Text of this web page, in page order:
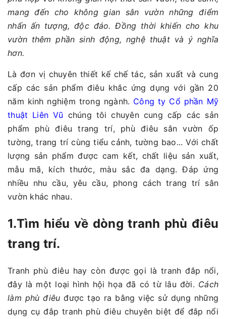
mang đến cho không gian sân vườn những điểm
nhấn ấn tượng, độc đáo. Đồng thời khiến cho khu
vườn thêm phần sinh động, nghệ thuật và ý nghĩa
hơn.
Là đơn vị chuyên thiết kế chế tác, sản xuất và cung
cấp các sản phẩm điêu khắc ứng dụng với gần 20
năm kinh nghiệm trong ngành. Công ty Cổ phần Mỹ
thuật Liên Vũ chúng tôi chuyên cung cấp các sản
phẩm phù điêu trang trí, phù điêu sân vườn ốp
tường, trang trí cùng tiểu cảnh, tường bao... Với chất
lượng sản phẩm được cam kết, chất liệu sản xuất,
mẫu mã, kích thước, màu sắc đa dạng. Đáp ứng
nhiều nhu cầu, yêu cầu, phong cách trang trí sân
vườn khác nhau.
1.Tìm hiểu về dòng tranh phù điêu
trang trí.
Tranh phù điêu hay còn được gọi là tranh đắp nổi,
đây là một loại hình hội họa đã có từ lâu đời. Cách
làm phù điêu được tạo ra bằng việc sử dụng những
dụng cụ đắp tranh phù điêu chuyên biệt để đắp nổi